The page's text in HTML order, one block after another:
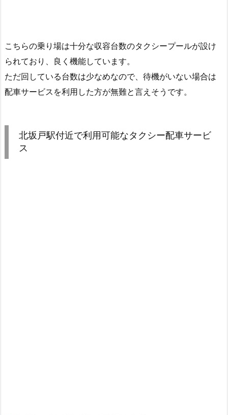
こちらの乗り場は十分な収容台数のタクシープールが設け
られており、良く機能しています。
ただ回している台数は少なめなので、待機がいない場合は
配車サービスを利用した方が無難と言えそうです。
北坂戸駅付近で利用可能なタクシー配車サービ
ス